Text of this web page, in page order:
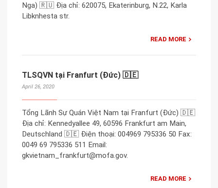
Nga) 🇷🇺 Địa chỉ: 620075, Ekaterinburg, N.22, Karla
Libknhesta str.
READ MORE
TLSQVN tại Franfurt (Đức) 🇩🇪
April 26, 2020
Tổng Lãnh Sự Quán Việt Nam tại Franfurt (Đức) 🇩🇪
Địa chỉ: Kennedyallee 49, 60596 Frankfurt am Main,
Deutschland 🇩🇪 Điện thoại: 004969 795336 50 Fax:
0049 69 795336 511 Email:
gkvietnam_frankfurt@mofa.gov.
READ MORE